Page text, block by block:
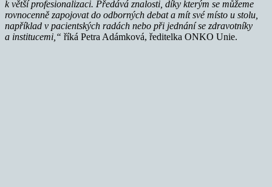
k větší profesionalizaci. Předává znalosti, díky kterým se můžeme
rovnocenně zapojovat do odborných debat a mít své místo u stolu,
například v pacientských radách nebo při jednání se zdravotníky
a institucemi,“ říká Petra Adámková, ředitelka ONKO Unie.